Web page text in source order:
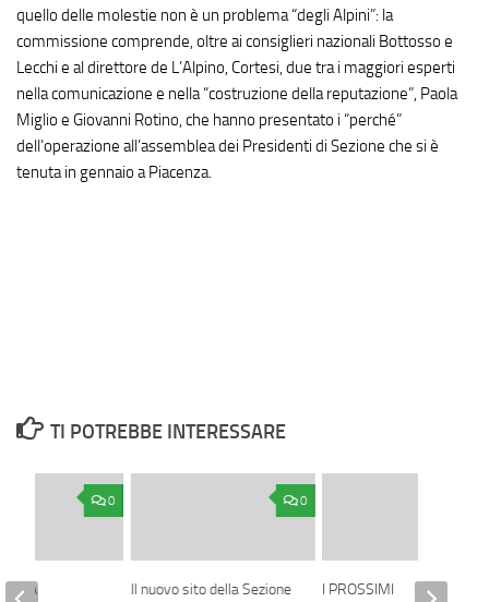
quello delle molestie non è un problema “degli Alpini”: la
commissione comprende, oltre ai consiglieri nazionali Bottosso e
Lecchi e al direttore de L’Alpino, Cortesi, due tra i maggiori esperti
nella comunicazione e nella “costruzione della reputazione”, Paola
Miglio e Giovanni Rotino, che hanno presentato i “perché”
dell’operazione all’assemblea dei Presidenti di Sezione che si è
tenuta in gennaio a Piacenza.
TI POTREBBE INTERESSARE
0
Il nuovo sito della Sezione
I PROSSIMI
0
LA